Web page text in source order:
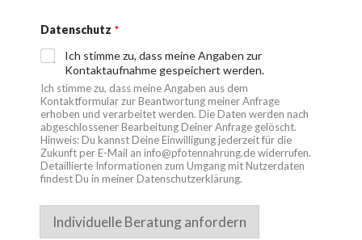
Datenschutz *
Ich stimme zu, dass meine Angaben zur
Kontaktaufnahme gespeichert werden.
Ich stimme zu, dass meine Angaben aus dem
Kontaktformular zur Beantwortung meiner Anfrage
erhoben und verarbeitet werden. Die Daten werden nach
abgeschlossener Bearbeitung Deiner Anfrage gelöscht.
Hinweis: Du kannst Deine Einwilligung jederzeit für die
Zukunft per E-Mail an info@pfotennahrung.de widerrufen.
Detaillierte Informationen zum Umgang mit Nutzerdaten
findest Du in meiner Datenschutzerklärung.
Individuelle Beratung anfordern